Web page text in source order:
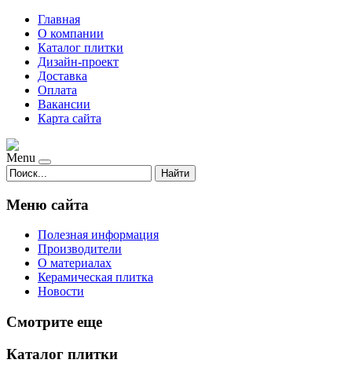
Главная
О компании
Каталог плитки
Дизайн-проект
Доставка
Оплата
Вакансии
Карта сайта
Menu
Найти
Меню сайта
Полезная информация
Производители
О материалах
Керамическая плитка
Новости
Смотрите еще
Каталог плитки